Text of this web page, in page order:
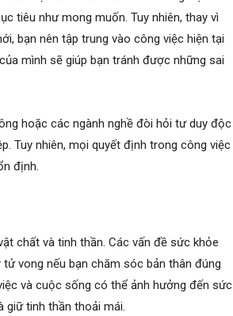
tiêu như mong muốn. Tuy nhiên, thay vì
bạn nên tập trung vào công việc hiện tại
mình sẽ giúp bạn tránh được những sai
hoặc các ngành nghề đòi hỏi tư duy độc
Tuy nhiên, mọi quyết định trong công việc
định.
chất và tinh thần. Các vấn đề sức khỏe
vong nếu bạn chăm sóc bản thân đúng
và cuộc sống có thể ảnh hưởng đến sức
giữ tinh thần thoải mái.